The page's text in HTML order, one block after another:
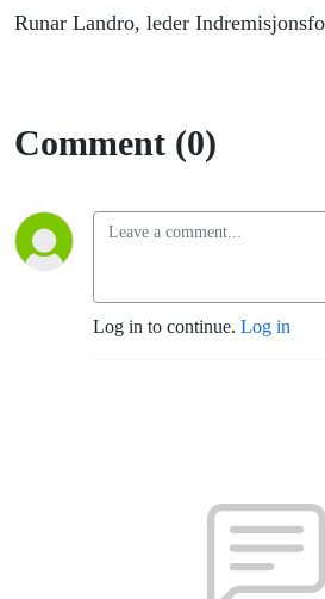
Runar Landro, leder
Comment (0)
Log in to continue. Log in